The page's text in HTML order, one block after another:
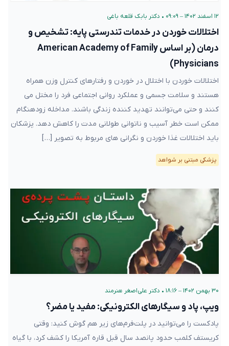
۱۲ اسفند ۱۴۰۲ – ۰۹:۰۹ • دکتر بابک قلعه‌ باغی
اختلالات خوردن در خدمات تندرستی پایه: تشخیص و
درمان (بر اساس American Academy of Family
Physicians)
اختلالات خوردن با اختلال در خوردن و رفتارهای کنترل وزن همراه
هستند و سلامت جسمی و عملکرد روانی اجتماعی فرد را مختل می
کنند و حتی می‌توانند تهدید کننده زندگی باشند. مداخله زودهنگام
ممکن است خطر آسیب و ناتوانی طولانی مدت را کاهش دهد. پزشکان
باید اختلالات غذا خوردن و نگرانی های مربوط به تصویر […]
پزشکی مبتنی بر شواهد
۳۰ بهمن ۱۴۰۲ – ۱۸:۱۶ • دکتر علی‌اصغر هنرمند
ویپ، پاد و سیگارهای الکترونیکی: مفید یا مضر؟
پادکست را می‌توانید در پلت‌فرم‌های زیر هم گوش کنید: وقتی
کریستف کلمب حدود پانصد سال قبل قاره آمریکا را کشف کرد، با گیاه